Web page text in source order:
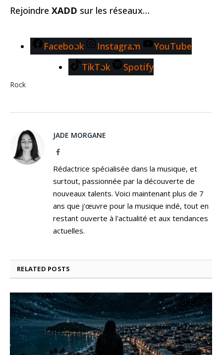
Rejoindre XADD sur les réseaux…
Facebook Instagram
YouTube
TikTok
Spotify
Rock
JADE MORGANE
Facebook
Rédactrice spécialisée dans la musique, et
surtout, passionnée par la découverte de
nouveaux talents. Voici maintenant plus de 7
ans que j'œuvre pour la musique indé, tout en
restant ouverte à l'actualité et aux tendances
actuelles.
RELATED POSTS